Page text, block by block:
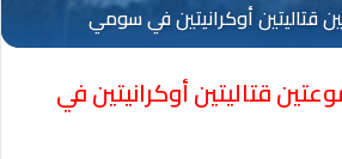
قتاليتين أوكرانيتين في